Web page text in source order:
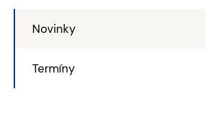
Novinky
Termíny